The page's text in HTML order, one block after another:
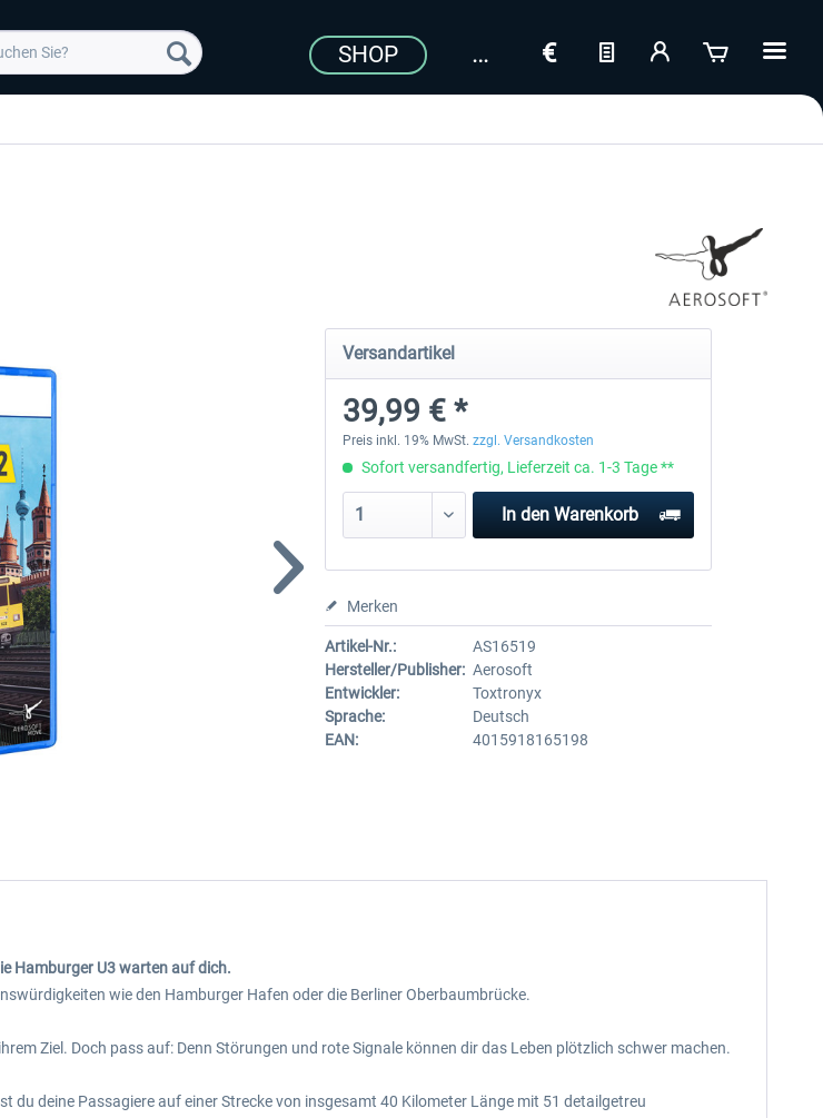
SHOP
Versandartikel
39,99 € *
Preis inkl. 19% MwSt. zzgl. Versandkosten
Sofort versandfertig, Lieferzeit ca. 1-3 Tage **
In den Warenkorb
Merken
Artikel-Nr.:
AS16519
Hersteller/Publisher: Aerosoft
Entwickler:
Toxtronyx
Sprache:
Deutsch
EAN:
4015918165198
Hamburger U3 warten auf dich.
wie den Hamburger Hafen oder die Berliner Oberbaumbrücke.
Ziel. Doch pass auf: Denn Störungen und rote Signale können dir das Leben plötzlich schwer machen.
deine Passagiere auf einer Strecke von insgesamt 40 Kilometer Länge mit 51 detailgetreu